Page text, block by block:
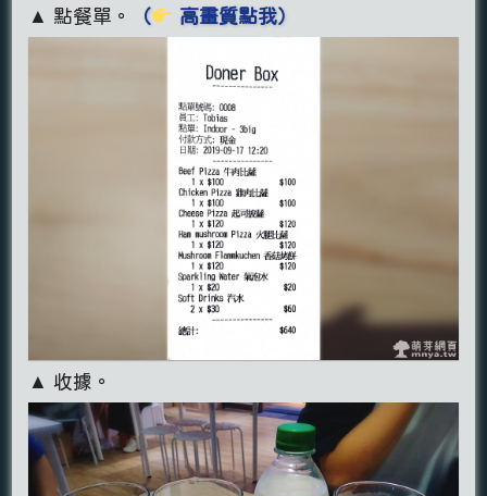
▲ 點餐單。 （ 高畫質點我）
▲ 收據。